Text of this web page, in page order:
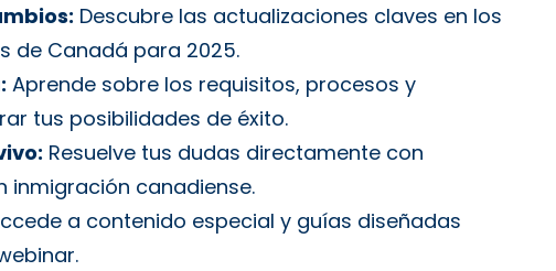
Descubre las actualizaciones claves en los
de Canadá para 2025.
Aprende sobre los requisitos, procesos y
tus posibilidades de éxito.
Resuelve tus dudas directamente con
inmigración canadiense.
a contenido especial y guías diseñadas